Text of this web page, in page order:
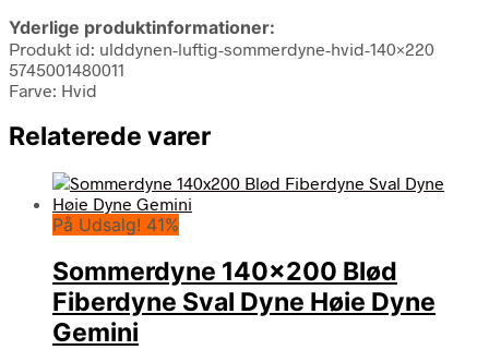
Yderlige produktinformationer:
Produkt id: ulddynen-luftig-sommerdyne-hvid-140×220
5745001480011
Farve: Hvid
Relaterede varer
På Udsalg! 41%
Sommerdyne 140×200 Blød
Fiberdyne Sval Dyne Høie Dyne
Gemini